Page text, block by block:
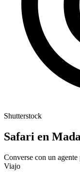
Shutterstock
Safari en
Converse con un
Viajo